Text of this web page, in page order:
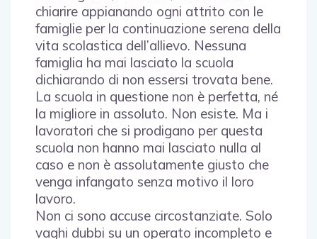
chiarire appianando ogni attrito con le
famiglie per la continuazione serena della
vita scolastica dell’allievo. Nessuna
famiglia ha mai lasciato la scuola
dichiarando di non essersi trovata bene.
La scuola in questione non è perfetta, né
la migliore in assoluto. Non esiste. Ma i
lavoratori che si prodigano per questa
scuola non hanno mai lasciato nulla al
caso e non è assolutamente giusto che
venga infangato senza motivo il loro
lavoro.
Non ci sono accuse circostanziate. Solo
vaghi dubbi su un operato incompleto e